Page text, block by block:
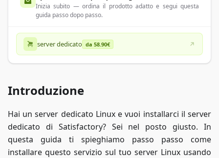
Inizia subito — ordina il prodotto adatto e segui questa
guida passo dopo passo.
server dedicato da 58.90€
Introduzione
Hai un server dedicato Linux e vuoi installarci il server
dedicato di Satisfactory? Sei nel posto giusto. In
questa guida ti spieghiamo passo passo come
installare questo servizio sul tuo server Linux usando